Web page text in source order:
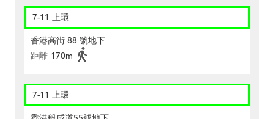
7-11 上環
香港高街 88 號地下
距離 170m
7-11 上環